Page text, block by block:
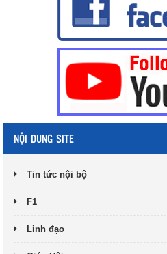
NỘI DUNG SITE
Tin tức nội bộ
F1
Linh đạo